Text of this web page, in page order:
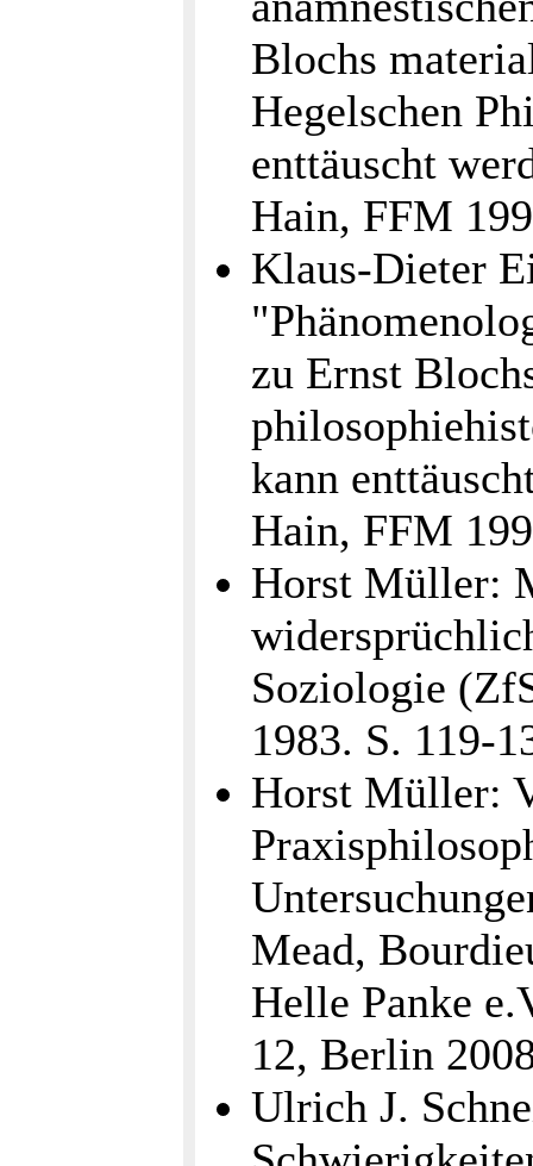
Blochs
Hegelschen
enttäuscht
Hain, FFM
Klaus-Dieter
zu Ernst
kann
Hain, FFM
Horst Müller:
Soziologie
1983. S. 119-
Horst Müller:
Mead,
Helle Panke
12, Berlin
Ulrich J.